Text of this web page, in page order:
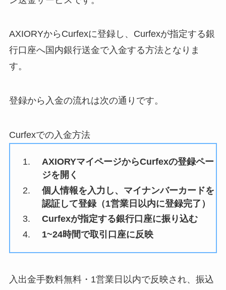
AXIORYからCurfexに登録し、Curfexが指定する銀
行口座へ国内銀行送金で入金する方法となりま
す。
登録から入金の流れは次の通りです。
Curfexでの入金方法
AXIORYマイページからCurfexの登録ペー
ジを開く
個人情報を入力し、マイナンバーカードを
認証して登録（1営業日以内に登録完了）
Curfexが指定する銀行口座に振り込む
1~24時間で取引口座に反映
入出金手数料無料・1営業日以内で反映され、振込